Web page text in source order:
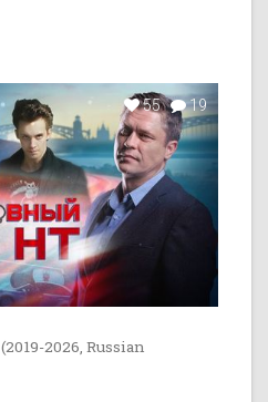
55 19
(2019-2026, Russian